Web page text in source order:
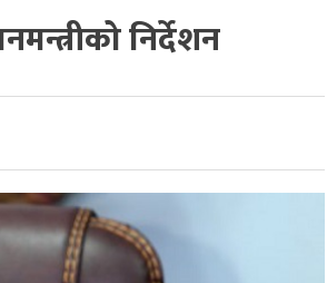
निर्देशन